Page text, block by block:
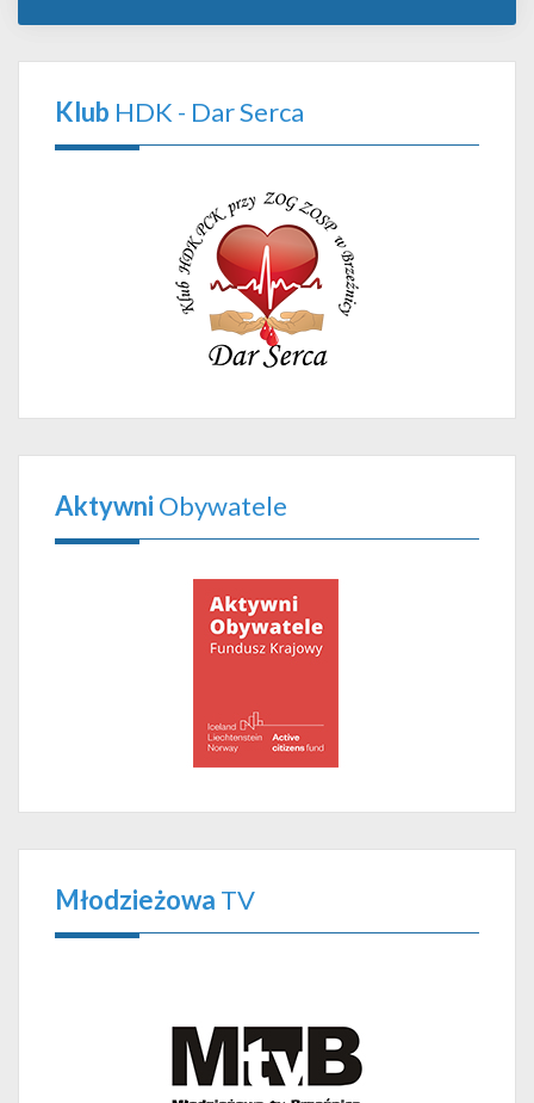
Klub HDK - Dar Serca
Aktywni Obywatele
Młodzieżowa TV